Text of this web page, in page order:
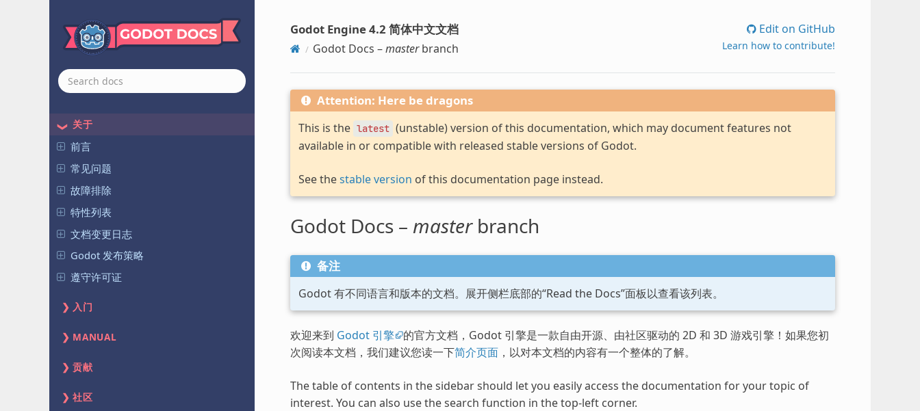
关于
前言
常见问题
故障排除
特性列表
文档变更日志
Godot 发布策略
遵守许可证
入门
MANUAL
贡献
社区
Godot Engine 4.2 简体中文文档
Godot Docs –masterbranch
Edit on GitHub
Learn how to contribute!
Attention: Here be dragons
This is the latest (unstable) version of this documentation, which may document features not
available in or compatible with released stable versions of Godot.
See thestable version of this documentation page instead.
Godot Docs – masterbranch
备注
Godot 有不同语言和版本的文档。展开侧栏底部的“Read the Docs”面板以查看该列表。
欢迎来到 Godot 引擎 的官方文档，Godot 引擎是一款自由开源、由社区驱动的 2D 和 3D 游戏引擎！如果您初
次阅读本文档，我们建议您读一下简介页面，以对本文档的内容有一个整体的了解。
The table of contents in the sidebar should let you easily access the documentation for your topic of
interest. You can also use the search function in the top-left corner.